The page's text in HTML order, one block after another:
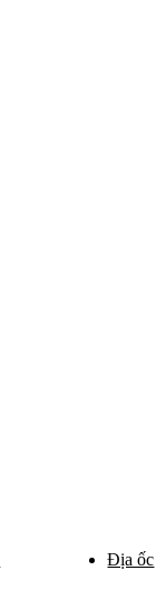
Địa ốc